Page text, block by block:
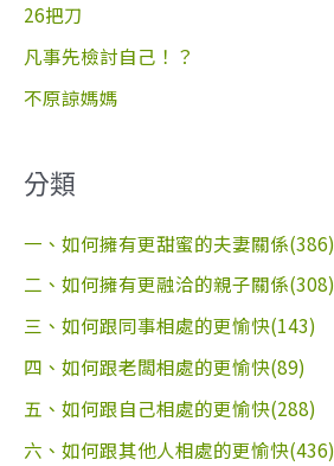
26把刀
凡事先檢討自己！？
不原諒媽媽
分類
一、如何擁有更甜蜜的夫妻關係(386)
二、如何擁有更融洽的親子關係(308)
三、如何跟同事相處的更愉快(143)
四、如何跟老闆相處的更愉快(89)
五、如何跟自己相處的更愉快(288)
六、如何跟其他人相處的更愉快(436)